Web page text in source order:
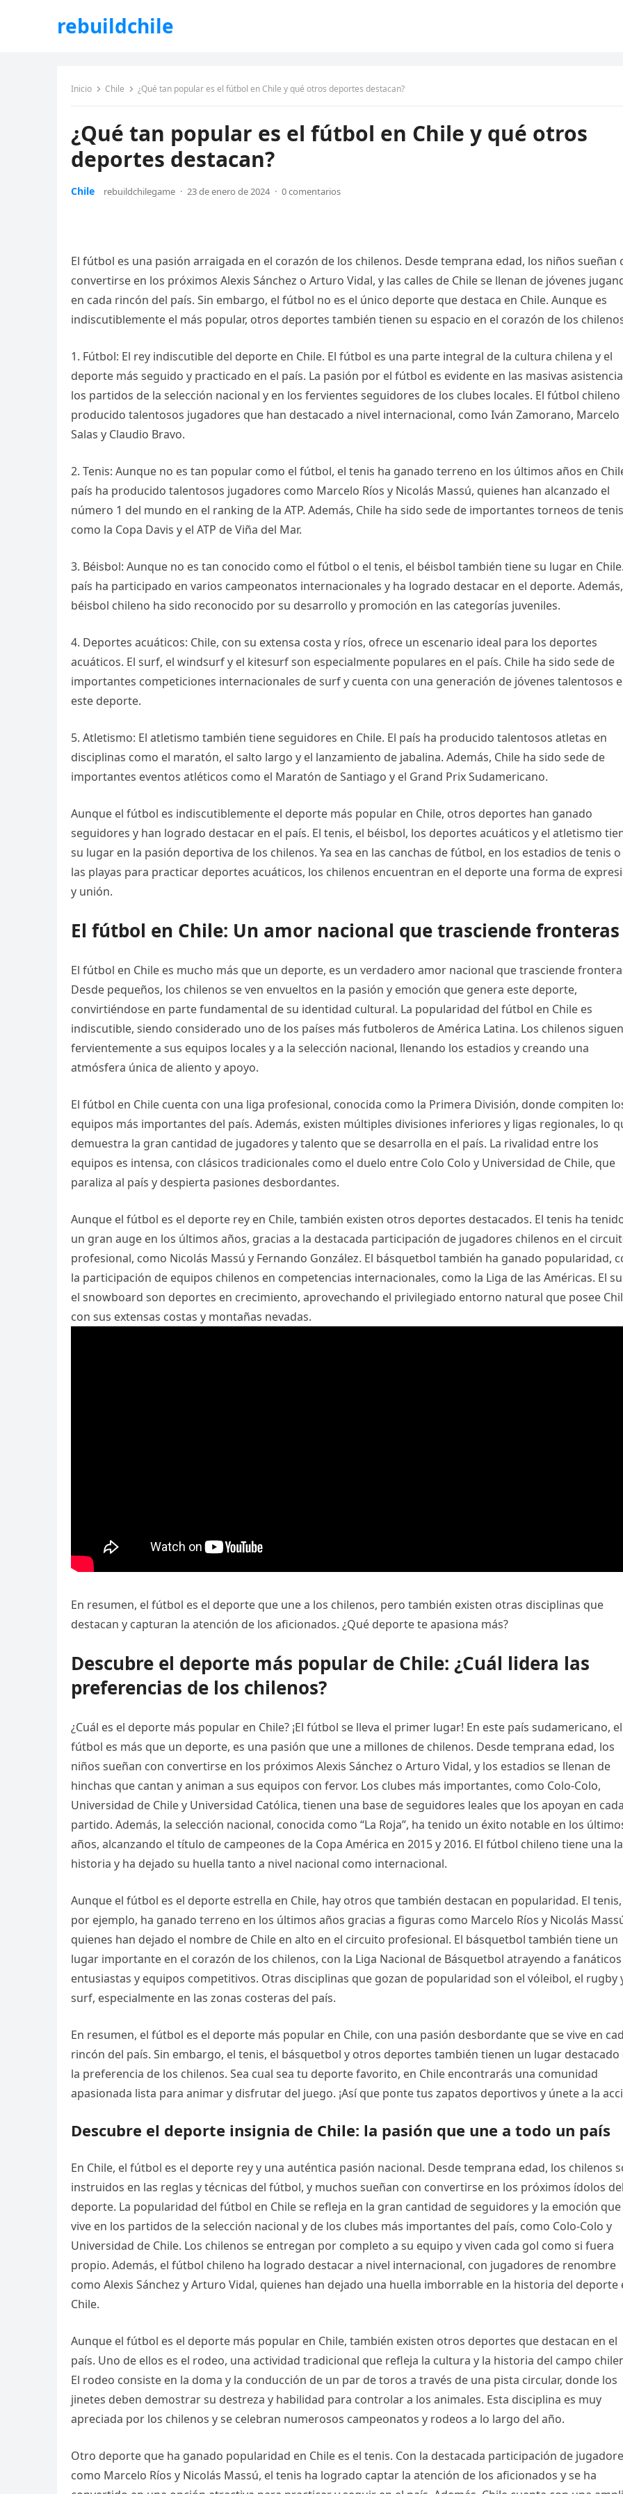
rebuildchile
Inicio Chile ¿Qué tan popular es el fútbol en Chile y qué otros deportes destacan?
¿Qué tan popular es el fútbol en Chile y qué otros
deportes destacan?
Chile rebuildchilegame · 23 de enero de 2024 · 0 comentarios
El fútbol es una pasión arraigada en el corazón de los chilenos. Desde temprana edad, los niños sueñan
convertirse en los próximos Alexis Sánchez o Arturo Vidal, y las calles de Chile se llenan de jóvenes
en cada rincón del país. Sin embargo, el fútbol no es el único deporte que destaca en Chile. Aunque es
indiscutiblemente el más popular, otros deportes también tienen su espacio en el corazón de los
1. Fútbol: El rey indiscutible del deporte en Chile. El fútbol es una parte integral de la cultura chilena y el
deporte más seguido y practicado en el país. La pasión por el fútbol es evidente en las masivas
los partidos de la selección nacional y en los fervientes seguidores de los clubes locales. El fútbol chileno
producido talentosos jugadores que han destacado a nivel internacional, como Iván Zamorano, Marcelo
Salas y Claudio Bravo.
2. Tenis: Aunque no es tan popular como el fútbol, el tenis ha ganado terreno en los últimos años en
país ha producido talentosos jugadores como Marcelo Ríos y Nicolás Massú, quienes han alcanzado el
número 1 del mundo en el ranking de la ATP. Además, Chile ha sido sede de importantes torneos de
como la Copa Davis y el ATP de Viña del Mar.
3. Béisbol: Aunque no es tan conocido como el fútbol o el tenis, el béisbol también tiene su lugar en
país ha participado en varios campeonatos internacionales y ha logrado destacar en el deporte.
béisbol chileno ha sido reconocido por su desarrollo y promoción en las categorías juveniles.
4. Deportes acuáticos: Chile, con su extensa costa y ríos, ofrece un escenario ideal para los deportes
acuáticos. El surf, el windsurf y el kitesurf son especialmente populares en el país. Chile ha sido sede de
importantes competiciones internacionales de surf y cuenta con una generación de jóvenes talentosos
este deporte.
5. Atletismo: El atletismo también tiene seguidores en Chile. El país ha producido talentosos atletas en
disciplinas como el maratón, el salto largo y el lanzamiento de jabalina. Además, Chile ha sido sede de
importantes eventos atléticos como el Maratón de Santiago y el Grand Prix Sudamericano.
Aunque el fútbol es indiscutiblemente el deporte más popular en Chile, otros deportes han ganado
seguidores y han logrado destacar en el país. El tenis, el béisbol, los deportes acuáticos y el atletismo
su lugar en la pasión deportiva de los chilenos. Ya sea en las canchas de fútbol, en los estadios de tenis o
las playas para practicar deportes acuáticos, los chilenos encuentran en el deporte una forma de
y unión.
El fútbol en Chile: Un amor nacional que trasciende fronteras
El fútbol en Chile es mucho más que un deporte, es un verdadero amor nacional que trasciende
Desde pequeños, los chilenos se ven envueltos en la pasión y emoción que genera este deporte,
convirtiéndose en parte fundamental de su identidad cultural. La popularidad del fútbol en Chile es
indiscutible, siendo considerado uno de los países más futboleros de América Latina. Los chilenos siguen
fervientemente a sus equipos locales y a la selección nacional, llenando los estadios y creando una
atmósfera única de aliento y apoyo.
El fútbol en Chile cuenta con una liga profesional, conocida como la Primera División, donde compiten
equipos más importantes del país. Además, existen múltiples divisiones inferiores y ligas regionales, lo
demuestra la gran cantidad de jugadores y talento que se desarrolla en el país. La rivalidad entre los
equipos es intensa, con clásicos tradicionales como el duelo entre Colo Colo y Universidad de Chile, que
paraliza al país y despierta pasiones desbordantes.
Aunque el fútbol es el deporte rey en Chile, también existen otros deportes destacados. El tenis ha
un gran auge en los últimos años, gracias a la destacada participación de jugadores chilenos en el
profesional, como Nicolás Massú y Fernando González. El básquetbol también ha ganado popularidad,
la participación de equipos chilenos en competencias internacionales, como la Liga de las Américas. El
el snowboard son deportes en crecimiento, aprovechando el privilegiado entorno natural que posee
con sus extensas costas y montañas nevadas.
En resumen, el fútbol es el deporte que une a los chilenos, pero también existen otras disciplinas que
destacan y capturan la atención de los aficionados. ¿Qué deporte te apasiona más?
Descubre el deporte más popular de Chile: ¿Cuál lidera las
preferencias de los chilenos?
¿Cuál es el deporte más popular en Chile? ¡El fútbol se lleva el primer lugar! En este país sudamericano, el
fútbol es más que un deporte, es una pasión que une a millones de chilenos. Desde temprana edad, los
niños sueñan con convertirse en los próximos Alexis Sánchez o Arturo Vidal, y los estadios se llenan de
hinchas que cantan y animan a sus equipos con fervor. Los clubes más importantes, como Colo-Colo,
Universidad de Chile y Universidad Católica, tienen una base de seguidores leales que los apoyan en cada
partido. Además, la selección nacional, conocida como “La Roja”, ha tenido un éxito notable en los
años, alcanzando el título de campeones de la Copa América en 2015 y 2016. El fútbol chileno tiene una
historia y ha dejado su huella tanto a nivel nacional como internacional.
Aunque el fútbol es el deporte estrella en Chile, hay otros que también destacan en popularidad. El tenis,
por ejemplo, ha ganado terreno en los últimos años gracias a figuras como Marcelo Ríos y Nicolás
quienes han dejado el nombre de Chile en alto en el circuito profesional. El básquetbol también tiene un
lugar importante en el corazón de los chilenos, con la Liga Nacional de Básquetbol atrayendo a fanáticos
entusiastas y equipos competitivos. Otras disciplinas que gozan de popularidad son el vóleibol, el rugby
surf, especialmente en las zonas costeras del país.
En resumen, el fútbol es el deporte más popular en Chile, con una pasión desbordante que se vive en
rincón del país. Sin embargo, el tenis, el básquetbol y otros deportes también tienen un lugar destacado
la preferencia de los chilenos. Sea cual sea tu deporte favorito, en Chile encontrarás una comunidad
apasionada lista para animar y disfrutar del juego. ¡Así que ponte tus zapatos deportivos y únete a la
Descubre el deporte insignia de Chile: la pasión que une a todo un país
En Chile, el fútbol es el deporte rey y una auténtica pasión nacional. Desde temprana edad, los chilenos
instruidos en las reglas y técnicas del fútbol, y muchos sueñan con convertirse en los próximos ídolos del
deporte. La popularidad del fútbol en Chile se refleja en la gran cantidad de seguidores y la emoción que
vive en los partidos de la selección nacional y de los clubes más importantes del país, como Colo-Colo y
Universidad de Chile. Los chilenos se entregan por completo a su equipo y viven cada gol como si fuera
propio. Además, el fútbol chileno ha logrado destacar a nivel internacional, con jugadores de renombre
como Alexis Sánchez y Arturo Vidal, quienes han dejado una huella imborrable en la historia del deporte
Chile.
Aunque el fútbol es el deporte más popular en Chile, también existen otros deportes que destacan en el
país. Uno de ellos es el rodeo, una actividad tradicional que refleja la cultura y la historia del campo
El rodeo consiste en la doma y la conducción de un par de toros a través de una pista circular, donde los
jinetes deben demostrar su destreza y habilidad para controlar a los animales. Esta disciplina es muy
apreciada por los chilenos y se celebran numerosos campeonatos y rodeos a lo largo del año.
Otro deporte que ha ganado popularidad en Chile es el tenis. Con la destacada participación de
como Marcelo Ríos y Nicolás Massú, el tenis ha logrado captar la atención de los aficionados y se ha